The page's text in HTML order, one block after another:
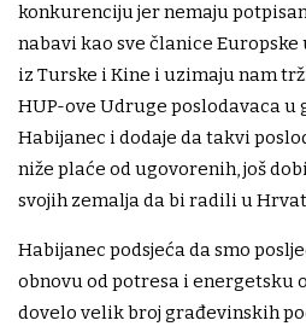
konkurenciju jer nemaju
nabavi kao sve članice
iz Turske i Kine i uzimaju nam
HUP-ove Udruge poslodavaca
Habijanec i dodaje da takvi
niže plaće od ugovorenih, još
svojih zemalja da bi radili u
Habijanec podsjeća da smo
obnovu od potresa i energetsku
dovelo velik broj građevinskih